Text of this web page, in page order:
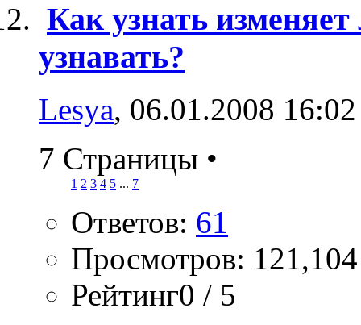
Как узнать
узнавать?
Lesya, 06.01.2008 16:02
7 Страницы •
1 2 3 4 5 ... 7
Ответов: 61
Просмотров: 121,104
Рейтинг0 / 5